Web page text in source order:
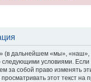
дальнейшем «мы», «наш»,
условиями.
за собой право изменять
этот текст на